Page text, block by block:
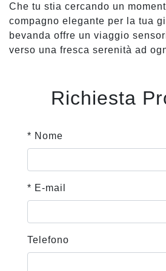
Che tu stia cercando un
compagno elegante per la tua
bevanda offre un viaggio
verso una fresca serenità ad
Richiesta
* Nome
* E-mail
Telefono